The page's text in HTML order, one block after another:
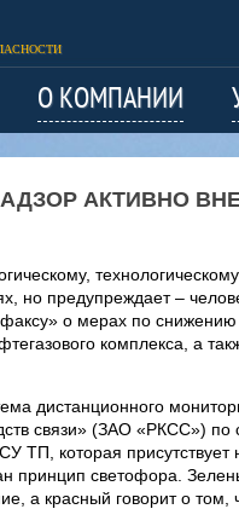
О КОМПАНИИ
АКТИВНО
но предупреждает –
о мерах по
комплекса, а
дистанционного
связи» (ЗАО «РКСС»)
ТП, которая присутствует
принцип светофора.
а красный говорит о